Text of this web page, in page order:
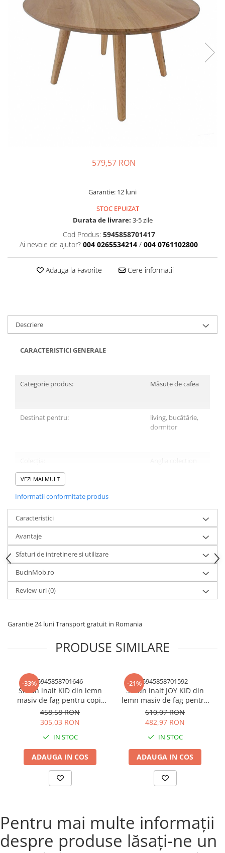
579,57 RON
Garantie: 12 luni
STOC EPUIZAT
Durata de livrare: 3-5 zile
Cod Produs: 5945858701417
Ai nevoie de ajutor? 004 0265534214 / 004 0761102800
Adauga la Favorite Cere informatii
Descriere
CARACTERISTICI GENERALE
Categorie produs: Măsuțe de cafea
Destinat pentru:
living, bucătărie,
dormitor
Formă masă:
Număr piese: 1
Conținut pachet: 1 x masă
Finisaj:
lacuri ecologice pe
MATERIAL
Material: Lemn
Tip material cadru: Stejar
Tip material blat: stejar/MDF
Dimensiuni masă
VEZI MAI MULT
Informatii conformitate produs
Caracteristici
Avantaje
Sfaturi de intretinere si utilizare
BucinMob.ro
Review-uri(0)
Garantie 24 luni Transport gratuit in Romania
PRODUSE SIMILARE
-33%5945858701646
Scaun inalt KID din lemn
masiv de fag pentru copii
45x55 cm culoare natur
458,58 RON
305,03 RON
IN STOC
ADAUGA IN COS
-21%5945858701592
Scaun inalt JOY KID din
lemn masiv de fag pentru
copii 45x62 cm culoare
natur
610,07 RON
482,97 RON
IN STOC
ADAUGA IN COS
Pentru mai multe informații
despre produse lăsați-ne un